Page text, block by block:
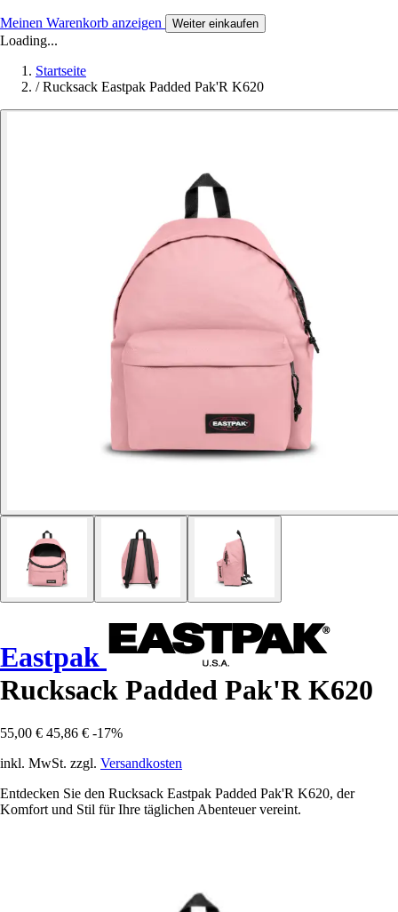
Meinen Warenkorb anzeigen Weiter einkaufen
Loading...
Startseite
/ Rucksack Eastpak Padded Pak'R K620
Eastpak
Rucksack Padded Pak'R K620
55,00 € 45,86 € -17%
inkl. MwSt. zzgl. Versandkosten
Entdecken Sie den Rucksack Eastpak Padded Pak'R K620, der
Komfort und Stil für Ihre täglichen Abenteuer vereint.